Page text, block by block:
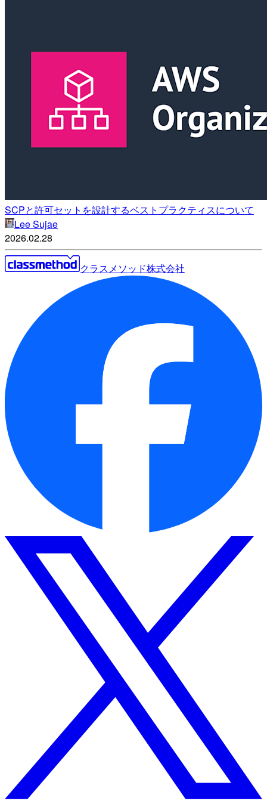
SCPと許可セットを設計するベストプラクティスについて
Lee Sujae
2026.02.28
クラスメソッド株式会社